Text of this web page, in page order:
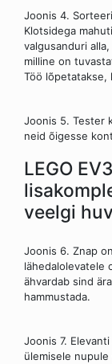
Joonis 4.
Klotsidega
valgusanduri
milline on
Töö
Joonis 5. Tester
neid õigesse
LEGO
veelgi
Joonis 6. Znap
lähedalolevatele
ähvardab sind
hammustada.
Joonis 7.
ülemisele